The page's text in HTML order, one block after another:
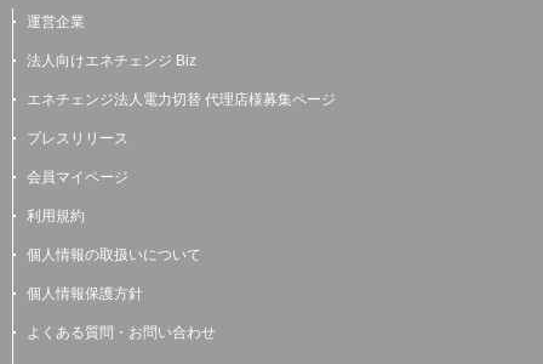
運営企業
法人向けエネチェンジ Biz
エネチェンジ法人電力切替 代理店様募集ページ
プレスリリース
会員マイページ
利用規約
個人情報の取扱いについて
個人情報保護方針
よくある質問・お問い合わせ